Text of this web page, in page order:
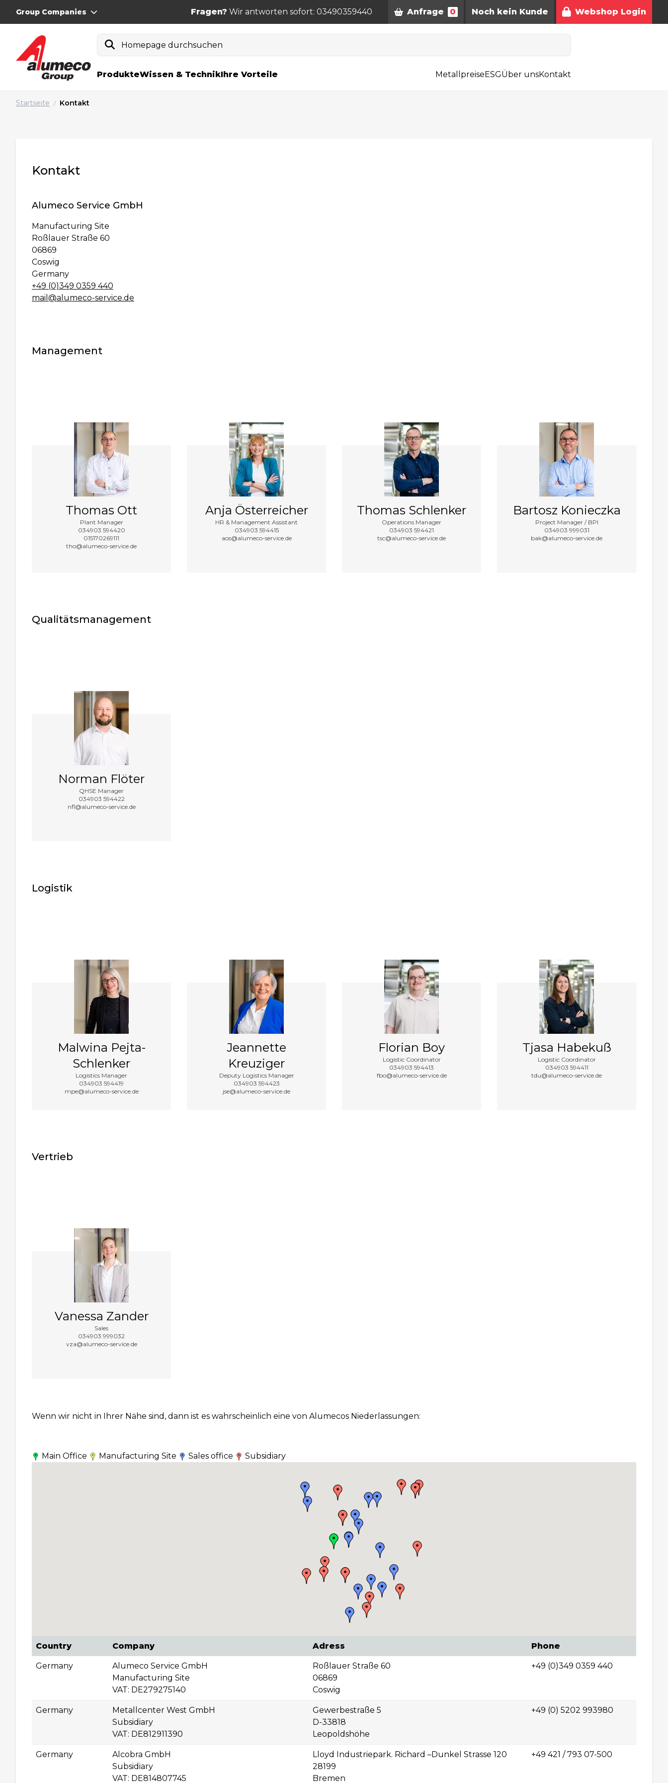
Group Companies Fragen? Wir antworten sofort: 03490359440 Anfrage 0 Noch kein Kunde Webshop Login
Homepage durchsuchen
ProdukteWissen & TechnikIhre Vorteile MetallpreiseESGÜber unsKontakt
Startseite / Kontakt
Kontakt
Alumeco Service GmbH
Manufacturing Site
Roßlauer Straße 60
06869
Coswig
Germany
+49 (0)349 0359 440
mail@alumeco-service.de
Management
Thomas Ott
Plant Manager
034903 594420
015170269111
tho@alumeco-service.de
Anja Österreicher
HR & Management Assistant
034903 594415
aos@alumeco-service.de
Thomas Schlenker
Operations Manager
034903 594421
tsc@alumeco-service.de
Bartosz Konieczka
Project Manager / BPI
034903 999031
bak@alumeco-service.de
Qualitätsmanagement
Norman Flöter
QHSE Manager
034903 594422
nfl@alumeco-service.de
Logistik
Malwina Pejta-
Schlenker
Logistics Manager
034903 594419
mpe@alumeco-service.de
Jeannette
Kreuziger
Deputy Logistics Manager
034903 594423
jse@alumeco-service.de
Florian Boy
Logistic Coordinator
034903 594413
fbo@alumeco-service.de
Tjasa Habekuß
Logistic Coordinator
034903 594411
tdu@alumeco-service.de
Vertrieb
Vanessa Zander
Sales
034903 999032
vza@alumeco-service.de
Wenn wir nicht in Ihrer Nähe sind, dann ist es wahrscheinlich eine von Alumecos Niederlassungen:
Main Office Manufacturing Site Sales office Subsidiary
Country Company Adress Phone
Germany
Alumeco Service GmbH
Manufacturing Site
VAT: DE279275140
Roßlauer Straße 60
06869
Coswig
+49 (0)349 0359 440
Germany
Metallcenter West GmbH
Subsidiary
VAT: DE812911390
Gewerbestraße 5
D-33818
Leopoldshöhe
+49 (0) 5202 993980
Germany
Alcobra GmbH
Subsidiary
VAT: DE814807745
Lloyd Industriepark. Richard –Dunkel Strasse 120
28199
Bremen
+49 421 / 793 07-500